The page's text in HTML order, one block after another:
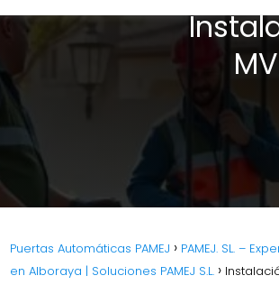
Puertas Automáticas PAMEJ PAMEJ. SL. –
en Alboraya | Soluciones PAMEJ S.L.